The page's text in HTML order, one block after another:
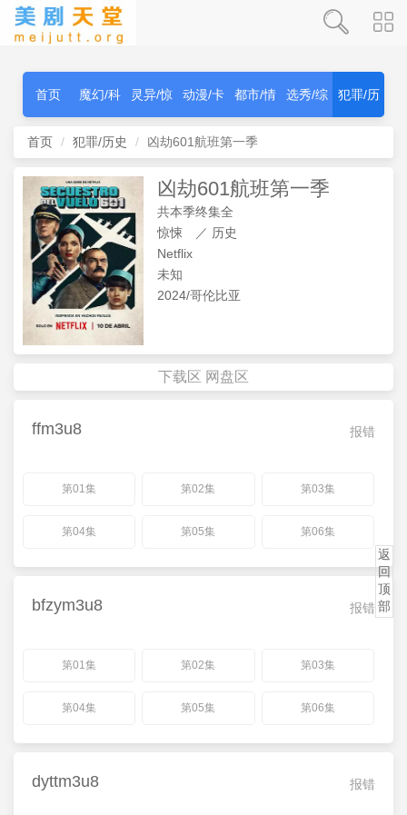
首页 魔幻/科
幻
灵异/惊
秫
动漫/卡
通
都市/情
感
选秀/综 犯罪/历
首页 犯罪/历史 凶劫601航班第一季
凶劫601航班第一季
共本季终集全
惊悚
／ 历史
Netflix
未知
2024/哥伦比亚
下载区 网盘区
报错
ffm3u8
第01集 第02集 第03集
第04集 第05集 第06集
报错
bfzym3u8
第01集 第02集 第03集
第04集 第05集 第06集
报错
dyttm3u8
返
回
顶
部